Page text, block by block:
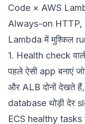
Code × AWS
Always-on HTTP,
Lambda में मुश्किल
1. Health check
पहले ऐसी app बनाएं
और ALB दोनों देखते
database थोड़ी देर
ECS healthy tasks